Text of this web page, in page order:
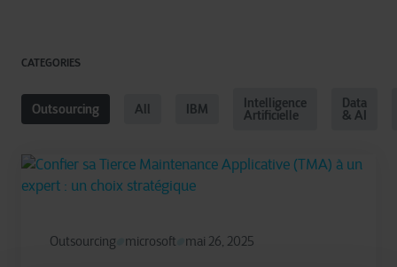
CATEGORIES
Outsourcing All IBM Intelligence
Artificielle
Data
& AI
Outsourcing microsoft mai 26, 2025